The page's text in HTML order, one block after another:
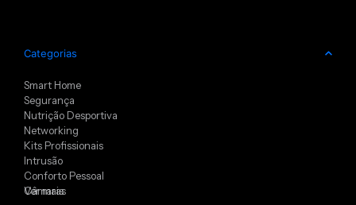
Categorias
Smart Home
Segurança
Nutrição Desportiva
Networking
Kits Profissionais
Intrusão
Conforto Pessoal
Câmaras
Ver mais